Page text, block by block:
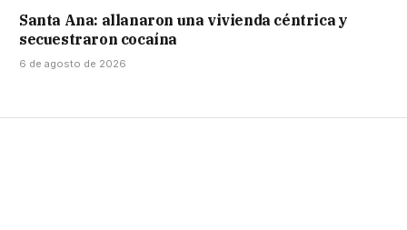
Santa Ana: allanaron una vivienda céntrica y
secuestraron cocaína
6 de agosto de 2026